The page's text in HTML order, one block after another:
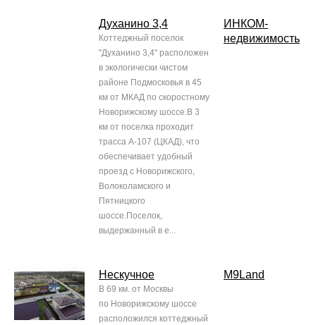
Духанино 3,4
Коттеджный поселок
"Духанино 3,4" расположен
в экологически чистом
районе Подмосковья в 45
км от МКАД по скоростному
Новорижскому шоссе.В 3
км от поселка проходит
трасса А-107 (ЦКАД), что
обеспечивает удобный
проезд с Новорижского,
Волоколамского и
Пятницкого
шоссе.Поселок,
выдержанный в е...
ИНКОМ-
недвижимость
Нескучное
В 69 км. от Москвы
по Новорижскому шоссе
расположился коттеджный
M9Land